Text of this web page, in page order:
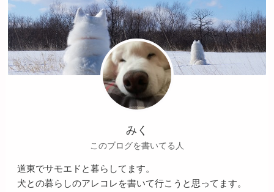
みく
このブログを書いてる人
道東でサモエドと暮らしてます。
犬との暮らしのアレコレを書いて行こうと思ってます。